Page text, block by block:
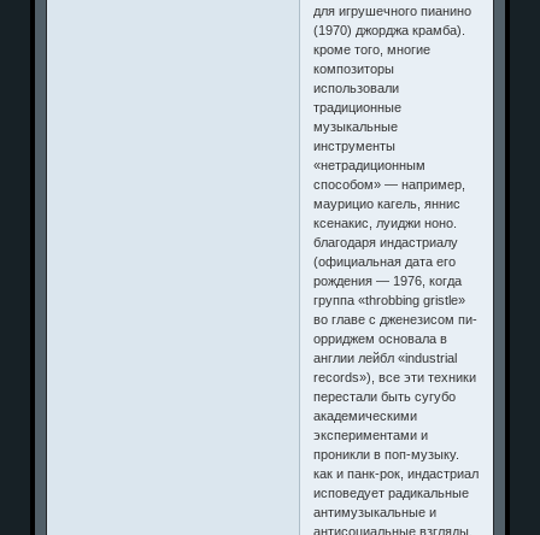
для игрушечного пианино
(1970) джорджа крамба).
кроме того, многие
композиторы
использовали
традиционные
музыкальные
инструменты
«нетрадиционным
способом» — например,
маурицио кагель, яннис
ксенакис, луиджи ноно.
благодаря индастриалу
(официальная дата его
рождения — 1976, когда
группа «throbbing gristle»
во главе с дженезисом пи-
орриджем основала в
англии лейбл «industrial
records»), все эти техники
перестали быть сугубо
академическими
экспериментами и
проникли в поп-музыку.
как и панк-рок, индастриал
исповедует радикальные
антимузыкальные и
антисоциальные взгляды,